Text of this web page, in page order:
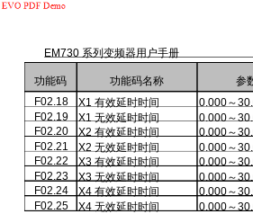
EM730 系列变频器用户手册
功能码
功能码名称
F02.18
F02.19
F02.20
F02.21
F02.22
F02.23
F02.24
F02.25
X1 有效延时时间
X1 无效延时时间
X2 有效延时时间
X2 无效延时时间
X3 有效延时时间
X3 无效延时时间
X4 有效延时时间
X4 无效延时时间
参
0.000～
0.000～
0.000～
0.000～
0.000～
0.000～
0.000～
0.000～